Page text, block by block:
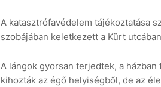
A katasztrófavédelem tájékoztatása
szobájában keletkezett a Kürt
A lángok gyorsan terjedtek, a
kihozták az égő helyiségből, de az